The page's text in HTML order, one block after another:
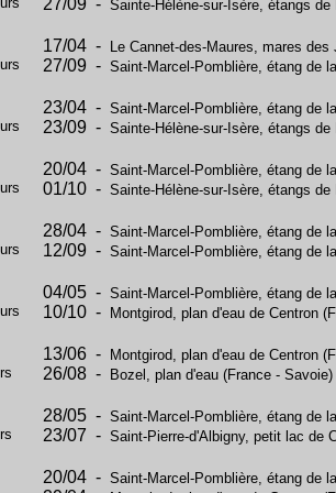
27/09 - Sainte-Hélène-sur-Isère, étangs
17/04 - Le Cannet-des-Maures, mares
27/09 - Saint-Marcel-Pomblière, étang de
23/04 - Saint-Marcel-Pomblière, étang de
23/09 - Sainte-Hélène-sur-Isère, étangs
20/04 - Saint-Marcel-Pomblière, étang de
01/10 - Sainte-Hélène-sur-Isère, étangs
28/04 - Saint-Marcel-Pomblière, étang de
12/09 - Saint-Marcel-Pomblière, étang de
04/05 - Saint-Marcel-Pomblière, étang de
10/10 - Montgirod, plan d'eau de Centron
13/06 - Montgirod, plan d'eau de Centron
26/08 - Bozel, plan d'eau (France - Savoie)
28/05 - Saint-Marcel-Pomblière, étang de
23/07 - Saint-Pierre-d'Albigny, petit lac de
20/04 - Saint-Marcel-Pomblière, étang de